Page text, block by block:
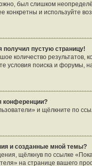
был слишком
конкретны и используйте
получил пустую страницу!
количество результатов,
условия поиска и форумы,
конференции?
и щёлкните по
и созданные мной темы?
щёлкнув по ссылке
на странице вашего